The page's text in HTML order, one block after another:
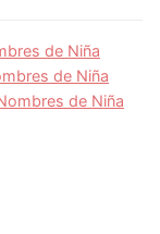
de Niña
de Niña
de Niña